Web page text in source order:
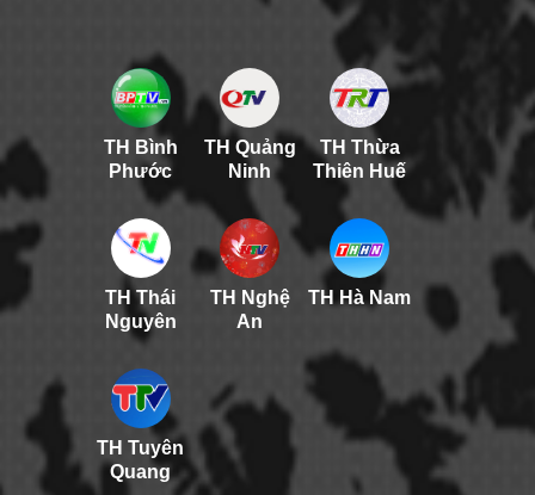
TH Bình
Phước
TH Quảng
Ninh
TH Thừa
Thiên Huế
TH Thái
Nguyên
TH Nghệ
An
TH Hà Nam
TH Tuyên
Quang